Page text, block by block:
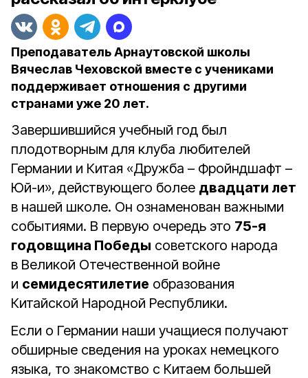
Преподаватель Арнаутовской школы
Вячеслав Чеховской вместе с учениками
поддерживает отношения с другими
странами уже 20 лет.
Завершившийся учебный год был
плодотворным для клуба любителей
Германии и Китая «Дружба – Фройндшафт –
Юй-и», действующего более двадцати лет
в нашей школе. Он ознаменован важными
событиями. В первую очередь это 75-я
годовщина Победы советского народа
в Великой Отечественной войне
и семидесятилетие образования
Китайской Народной Республики.
Если о Германии наши учащиеся получают
обширные сведения на уроках немецкого
языка, то знакомство с Китаем большей